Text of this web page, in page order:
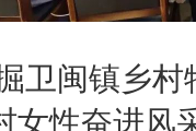
卫闽镇乡
女性奋进风